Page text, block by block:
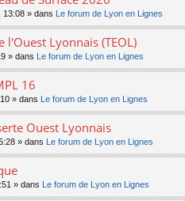
13:08 » dans Le forum de Lyon en Lignes
l'Ouest Lyonnais (TEOL)
» dans Le forum de Lyon en Lignes
16
» dans Le forum de Lyon en Lignes
Ouest Lyonnais
» dans Le forum de Lyon en Lignes
» dans Le forum de Lyon en Lignes